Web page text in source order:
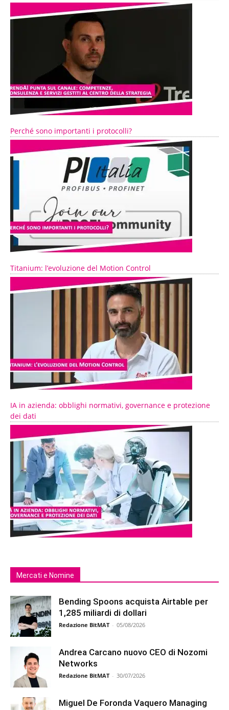
Perché sono importanti i protocolli?
Titanium: l’evoluzione del Motion Control
IA in azienda: obblighi normativi, governance e protezione
dei dati
Mercati e Nomine
Bending Spoons acquista Airtable per
1,285 miliardi di dollari
Redazione BitMAT - 05/08/2026
Andrea Carcano nuovo CEO di Nozomi
Networks
Redazione BitMAT - 30/07/2026
Miguel De Foronda Vaquero Managing